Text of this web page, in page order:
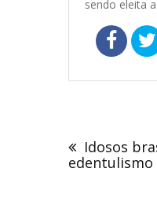
sendo eleita
de
Post
Idosos
edentulismo